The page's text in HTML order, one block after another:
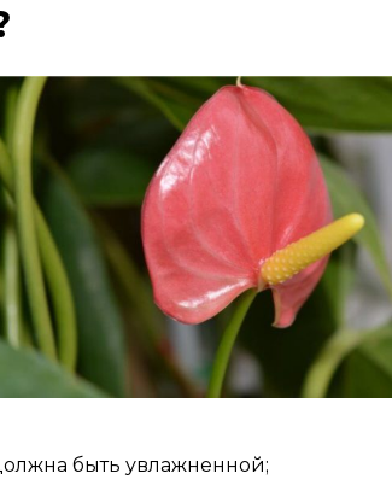
быть увлажненной;